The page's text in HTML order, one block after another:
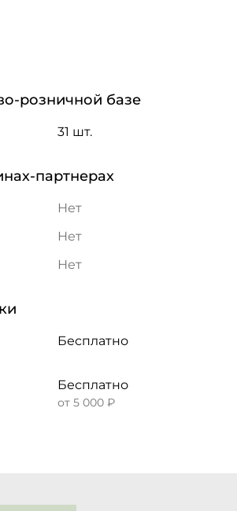
розничной базе
31 шт.
партнерах
Нет
Нет
Нет
Бесплатно
Бесплатно
от 5 000 ₽